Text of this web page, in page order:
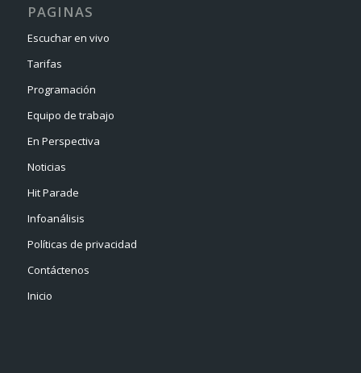
PAGINAS
Escuchar en vivo
Tarifas
Programación
Equipo de trabajo
En Perspectiva
Noticias
Hit Parade
Infoanálisis
Políticas de privacidad
Contáctenos
Inicio